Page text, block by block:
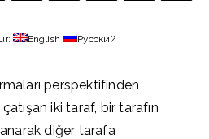
English Русский
perspektifinden
iki taraf, bir tarafın
diğer tarafa